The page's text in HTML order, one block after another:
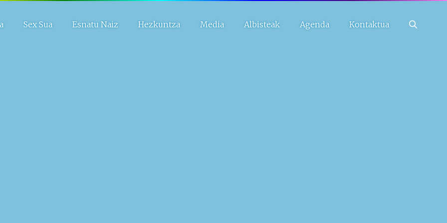
Sex Sua Esnatu Naiz Hezkuntza Media Albisteak Agenda Kontaktua